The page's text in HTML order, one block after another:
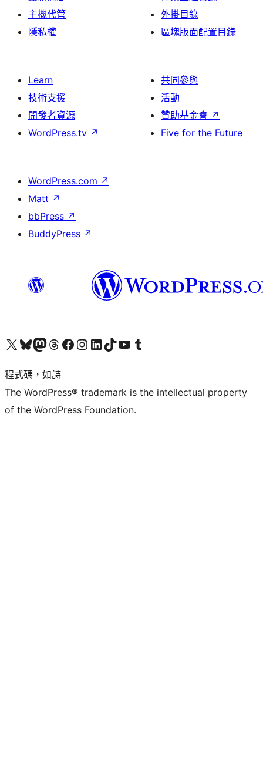
主機代管
隱私權
外掛目錄
區塊版面配置目錄
Learn
技術支援
開發者資源
WordPress.tv ↗
共同參與
活動
贊助基金會 ↗
Five for the Future
WordPress.com ↗
Matt ↗
bbPress ↗
BuddyPress ↗
查看我們的 X (之前的 Twitter) 帳號造訪我們的 Bluesky 帳號造訪我們的 Mastodon 帳號造訪我們的 Threads 帳號 造訪我們的 Facebook 粉絲專頁Visit our Instagram account
Visit our LinkedIn account
造訪我們的 TikTok 帳號Visit our YouTube channel
造訪我們的 Tumblr 帳號
程式碼，如詩
The WordPress® trademark is the intellectual property
of the WordPress Foundation.